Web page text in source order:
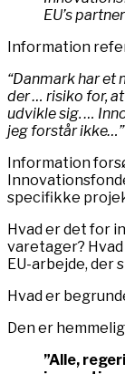
EU’s
Information
“Danmark har et
der … risiko for,
udvikle sig. …
jeg forstår ikke…”
Information
specifikke
Hvad er det for
varetager?
EU-arbejde, der
Hvad er
Den er
”Alle,